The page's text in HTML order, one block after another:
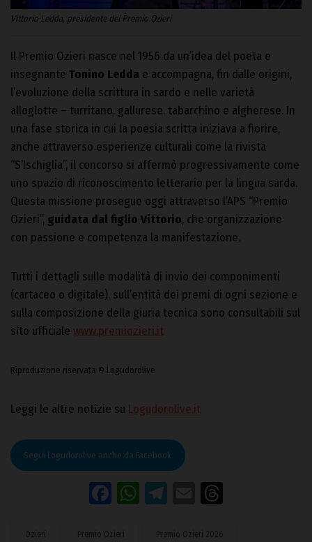
Vittorio Ledda, presidente del Premio Ozieri
Il Premio Ozieri nasce nel 1956 da un’idea del poeta e
insegnante Tonino Ledda e accompagna, fin dalle origini,
l’evoluzione della scrittura in sardo e nelle varietà
alloglotte – turritano, gallurese, tabarchino e algherese. In
una fase storica in cui la poesia scritta iniziava a fiorire,
anche attraverso esperienze culturali come la rivista
“S’Ischiglia”, il concorso si affermò progressivamente come
uno spazio di riconoscimento letterario per la lingua sarda.
Questa missione prosegue oggi attraverso l’APS “Premio
Ozieri”, guidata dal figlio Vittorio, che organizzazione
con passione e competenza la manifestazione.
Tutti i dettagli sulle modalità di invio dei componimenti
(cartaceo o digitale), sull’entità dei premi di ogni sezione e
sulla composizione della giuria tecnica sono consultabili sul
sito ufficiale www.premiozieri.it
Riproduzione riservata © Logudorolive
Leggi le altre notizie su Logudorolive.it
Segui Logudorolive anche da Facebook
Facebook
WhatsApp
Telegram
Email
Ozieri Premio Ozieri Premio Ozieri 2026